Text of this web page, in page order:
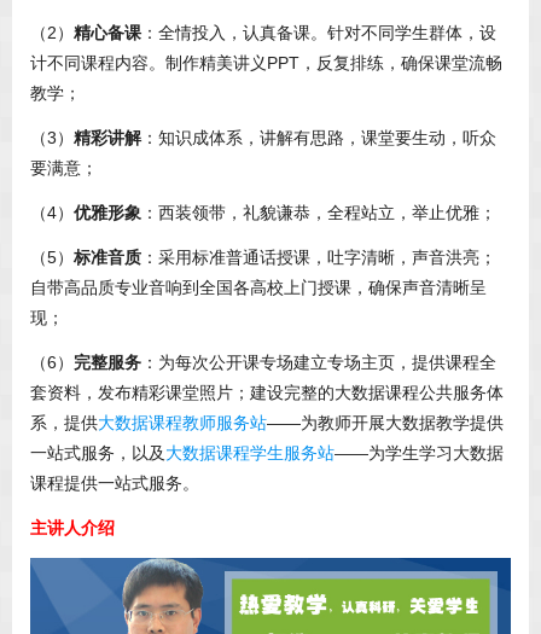
（2） 精心备课 ：全情投入，认真备课。针对不同学生群体，设
计不同课程内容。制作精美讲义PPT，反复排练，确保课堂流畅
教学；
（3） 精彩讲解：知识成体系，讲解有思路，课堂要生动，听众
要满意；
（4） 优雅形象 ：西装领带，礼貌谦恭，全程站立，举止优雅；
（5） 标准音质 ：采用标准普通话授课，吐字清晰，声音洪亮；
自带高品质专业音响到全国各高校上门授课，确保声音清晰呈
现；
（6） 完整服务 ：为每次公开课专场建立专场主页，提供课程全
套资料，发布精彩课堂照片；建设完整的大数据课程公共服务体
系，提供大数据课程教师服务站——为教师开展大数据教学提供
一站式服务，以及大数据课程学生服务站——为学生学习大数据
课程提供一站式服务。
主讲人介绍